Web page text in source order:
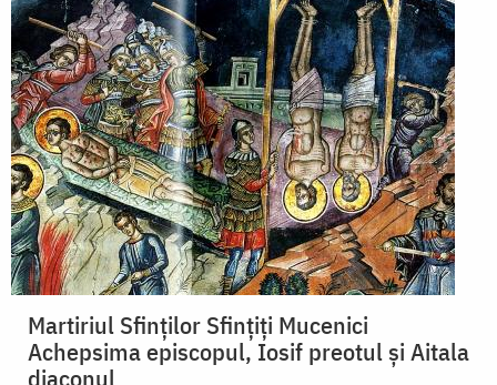
Martiriul Sfinţilor Sfinţiţi Mucenici
Achepsima episcopul, Iosif preotul şi Aitala
diaconul